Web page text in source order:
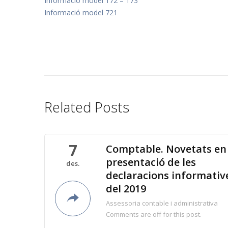
Informació model 721
Related Posts
7
des.
Comptable. Novetats
presentació de les
declaracions
del 2019
Assessoria contable i administrativa
Comments are off for this post.